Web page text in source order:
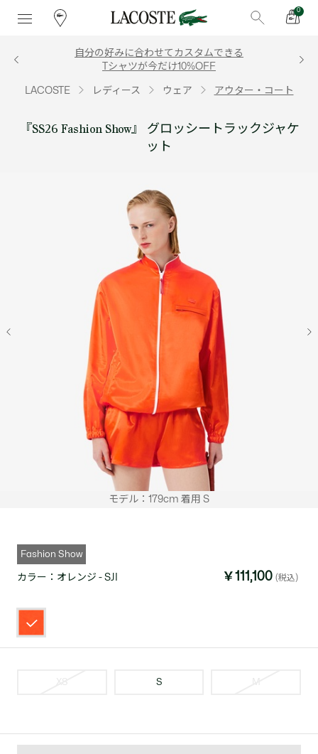
0
自分の好みに合わせてカスタムできる
Tシャツが今だけ10%OFF
LACOSTE レディース ウェア アウター・コート
『SS26 Fashion Show』 グロッシートラックジャケ
ット
モデル：179cm 着用 S
Fashion Show
カラー： オレンジ - SJI ￥111,100 (税込)
XS S